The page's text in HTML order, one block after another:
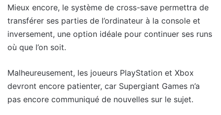
Mieux encore, le système de cross-save permettra de
transférer ses parties de l’ordinateur à la console et
inversement, une option idéale pour continuer ses runs
où que l’on soit.
Malheureusement, les joueurs PlayStation et Xbox
devront encore patienter, car Supergiant Games n’a
pas encore communiqué de nouvelles sur le sujet.